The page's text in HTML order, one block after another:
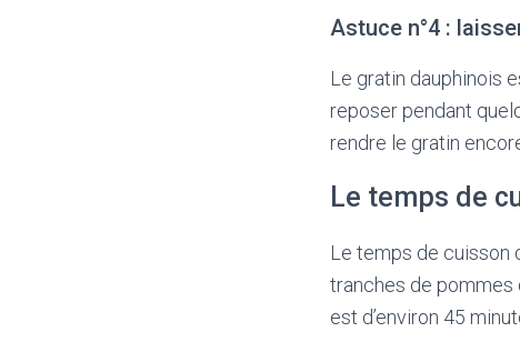
Astuce n°4 :
Le gratin dauphinois
reposer pendant
rendre le gratin
Le temps de
Le temps de cuisson
tranches de pommes
est d’environ 45